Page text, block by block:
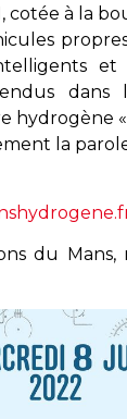
cotée à la
et
dans
hydrogène
la
du